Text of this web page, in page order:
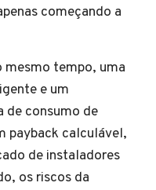
começando a
mesmo tempo, uma
e um
de consumo de
payback calculável,
de instaladores
os riscos da